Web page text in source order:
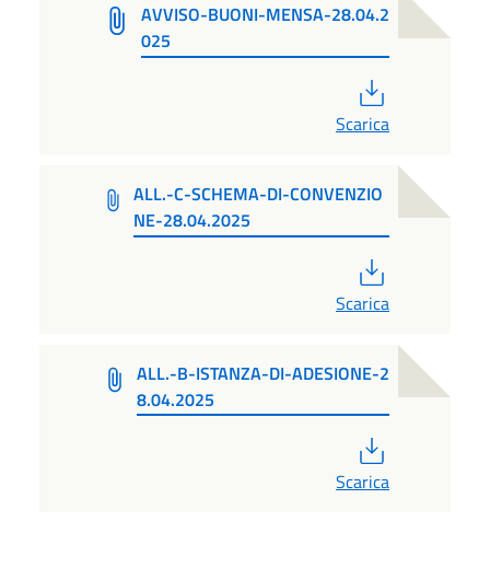
AVVISO-BUONI-MENSA-28.04.2
025
Scarica
ALL.-C-SCHEMA-DI-CONVENZIO
NE-28.04.2025
Scarica
ALL.-B-ISTANZA-DI-ADESIONE-2
8.04.2025
Scarica